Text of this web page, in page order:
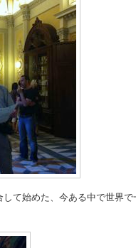
て始めた、今ある中で世界